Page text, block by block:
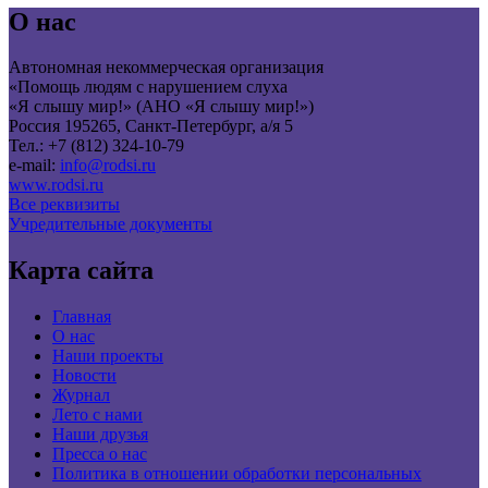
О нас
Автономная некоммерческая организация
«Помощь людям с нарушением слуха
«Я слышу мир!» (АНО «Я слышу мир!»)
Россия 195265, Санкт-Петербург, а/я 5
Тел.: +7 (812) 324-10-79
e-mail: info@rodsi.ru
www.rodsi.ru
Все реквизиты
Учредительные документы
Карта сайта
Главная
О нас
Наши проекты
Новости
Журнал
Лето с нами
Наши друзья
Пресса о нас
Политика в отношении обработки персональных